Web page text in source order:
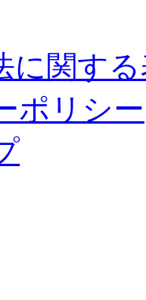
に関す
ポリシー